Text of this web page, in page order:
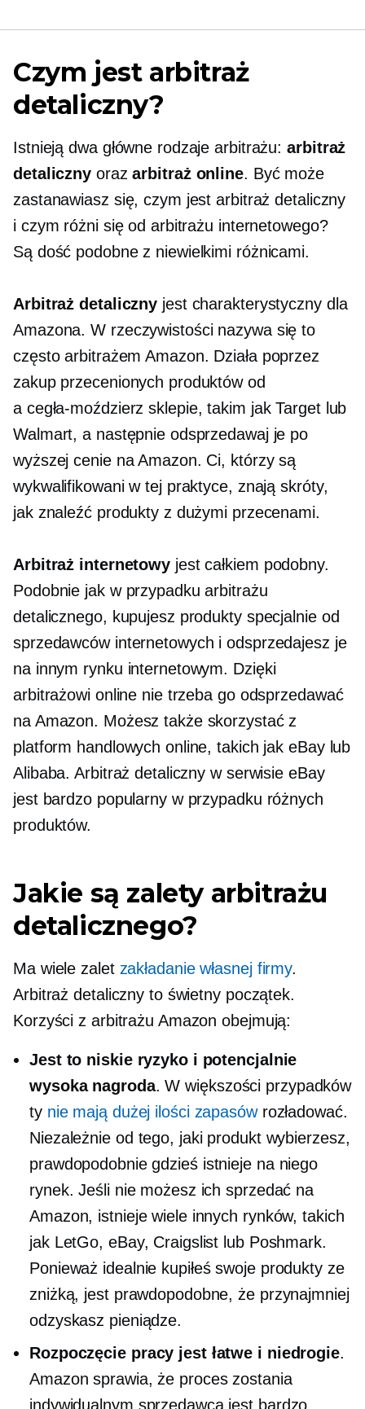
Czym jest arbitraż
detaliczny?
Istnieją dwa główne rodzaje arbitrażu:arbitraż
detaliczny orazarbitraż online. Być może
zastanawiasz się, czym jest arbitraż detaliczny
i czym różni się od arbitrażu internetowego?
Są dość podobne z niewielkimi różnicami.
Arbitraż detaliczny jest charakterystyczny dla
Amazona. W rzeczywistości nazywa się to
często arbitrażem Amazon. Działa poprzez
zakup przecenionych produktów od
a cegła-moździerz sklepie, takim jak Target lub
Walmart, a następnie odsprzedawaj je po
wyższej cenie na Amazon. Ci, którzy są
wykwalifikowani w tej praktyce, znają skróty,
jak znaleźć produkty z dużymi przecenami.
Arbitraż internetowy jest całkiem podobny.
Podobnie jak w przypadku arbitrażu
detalicznego, kupujesz produkty specjalnie od
sprzedawców internetowych i odsprzedajesz je
na innym rynku internetowym. Dzięki
arbitrażowi online nie trzeba go odsprzedawać
na Amazon. Możesz także skorzystać z
platform handlowych online, takich jak eBay lub
Alibaba. Arbitraż detaliczny w serwisie eBay
jest bardzo popularny w przypadku różnych
produktów.
Jakie są zalety arbitrażu
detalicznego?
Ma wiele zalet zakładanie własnej firmy.
Arbitraż detaliczny to świetny początek.
Korzyści z arbitrażu Amazon obejmują:
Jest to niskie ryzyko i potencjalnie
wysoka nagroda. W większości przypadków
ty nie mają dużej ilości zapasówrozładować.
Niezależnie od tego, jaki produkt wybierzesz,
prawdopodobnie gdzieś istnieje na niego
rynek. Jeśli nie możesz ich sprzedać na
Amazon, istnieje wiele innych rynków, takich
jak LetGo, eBay, Craigslist lub Poshmark.
Ponieważ idealnie kupiłeś swoje produkty ze
zniżką, jest prawdopodobne, że przynajmniej
odzyskasz pieniądze.
Rozpoczęcie pracy jest łatwe i niedrogie.
Amazon sprawia, że ​​proces zostania
indywidualnym sprzedawcą jest bardzo